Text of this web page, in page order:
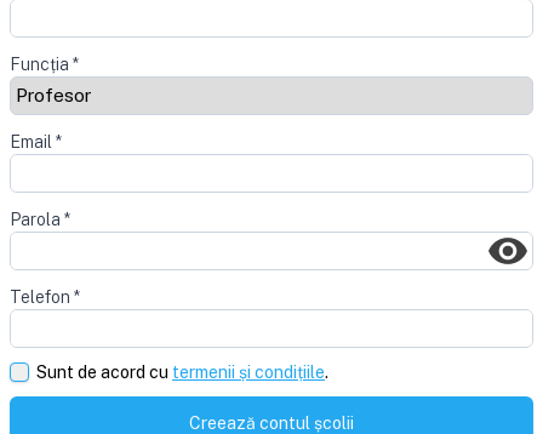
Funcția *
Email *
Parola *
Telefon *
Sunt de acord cu termenii și condițiile.
Creează contul școlii